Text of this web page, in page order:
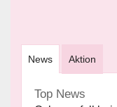
News Aktion
Top News